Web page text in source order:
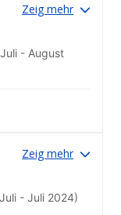
Zeig mehr
- August
Zeig mehr
- Juli 2024)